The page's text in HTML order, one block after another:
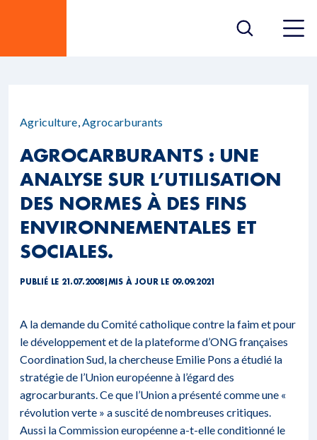
Agriculture,Agrocarburants
AGROCARBURANTS : UNE
ANALYSE SUR L’UTILISATION
DES NORMES À DES FINS
ENVIRONNEMENTALES ET
SOCIALES.
PUBLIÉ LE 21.07.2008| MIS À JOUR LE 09.09.2021
A la demande du Comité catholique contre la faim et pour
le développement et de la plateforme d’ONG françaises
Coordination Sud, la chercheuse Emilie Pons a étudié la
stratégie de l’Union européenne à l’égard des
agrocarburants. Ce que l’Union a présenté comme une «
révolution verte » a suscité de nombreuses critiques.
Aussi la Commission européenne a-t-elle conditionné le